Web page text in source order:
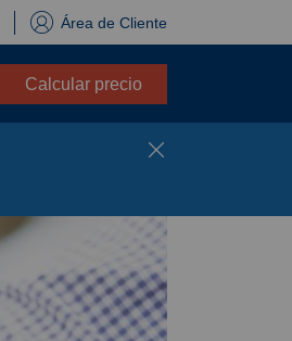
Área de Cliente
Calcular precio